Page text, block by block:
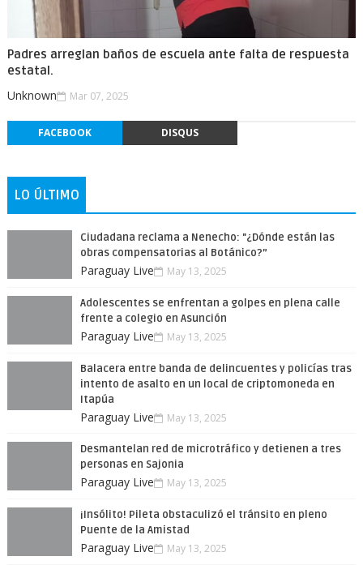
Padres arreglan baños de escuela ante falta de respuesta
estatal.
Unknown Mar 07, 2025
FACEBOOK DISQUS
LO ÚLTIMO
Ciudadana reclama a Nenecho: "¿Dónde están las
obras compensatorias al Botánico?”
Paraguay Live May 13, 2025
Adolescentes se enfrentan a golpes en plena calle
frente a colegio en Asunción
Paraguay Live May 13, 2025
Balacera entre banda de delincuentes y policías tras
intento de asalto en un local de criptomoneda en
Itapúa
Paraguay Live May 13, 2025
Desmantelan red de microtráfico y detienen a tres
personas en Sajonia
Paraguay Live May 13, 2025
¡Insólito! Pileta obstaculizó el tránsito en pleno
Puente de la Amistad
Paraguay Live May 13, 2025